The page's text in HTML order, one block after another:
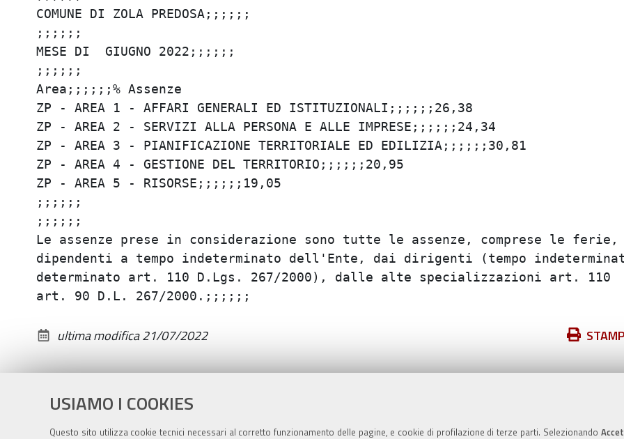
USIAMO I COOKIES
Questo sito utilizza cookie tecnici necessari al corretto funzionamento delle pagine, e cookie di profilazione di terze parti. Selezionando
COMUNE DI ZOLA PREDOSA;;;;;;
;;;;;;
MESE DI  GIUGNO 2022;;;;;;
;;;;;;
Area;;;;;;% Assenze
ZP - AREA 1 - AFFARI GENERALI ED ISTITUZIONALI;;;;;;26,38
ZP - AREA 2 - SERVIZI ALLA PERSONA E ALLE IMPRESE;;;;;;24,34
ZP - AREA 3 - PIANIFICAZIONE TERRITORIALE ED EDILIZIA;;;;;;30,81
ZP - AREA 4 - GESTIONE DEL TERRITORIO;;;;;;20,95
ZP - AREA 5 - RISORSE;;;;;;19,05
;;;;;;
;;;;;;
Le assenze prese in considerazione sono tutte le assenze, comprese le
dipendenti a tempo indeterminato dell'Ente, dai dirigenti (tempo
determinato art. 110 D.Lgs. 267/2000), dalle alte specializzazioni art.
Azioni
documento
ultima modifica21/07/2022